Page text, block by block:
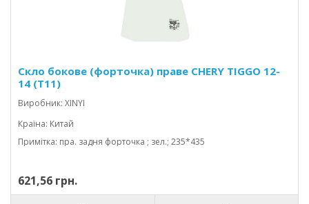
Скло бокове (форточка) праве CHERY TIGGO 12-
14 (T11)
Виробник: XINYI
Країна: Китай
Примітка: пра. задня форточка ; зел.; 235*435
621,56 грн.